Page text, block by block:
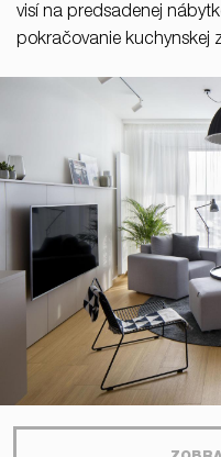
visí na predsadenej
pokračovanie kuchynskej